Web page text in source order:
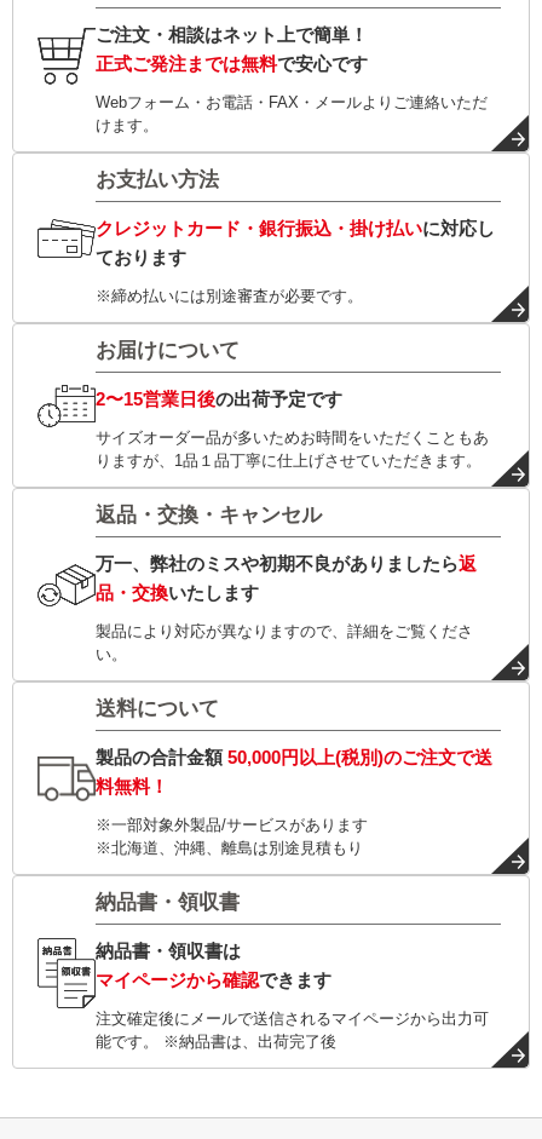
ご注文・相談はネット上で簡単！
正式ご発注までは無料で安心です
Webフォーム・お電話・FAX・メールよりご連絡いただ
けます。
お支払い方法
クレジットカード・銀行振込・掛け払いに対応し
ております
※締め払いには別途審査が必要です。
お届けについて
2〜15営業日後の出荷予定です
サイズオーダー品が多いためお時間をいただくこともあ
りますが、1品１品丁寧に仕上げさせていただきます。
返品・交換・キャンセル
万一、弊社のミスや初期不良がありましたら返
品・交換いたします
製品により対応が異なりますので、詳細をご覧くださ
い。
送料について
製品の合計金額50,000円以上(税別)のご注文で送
料無料！
※一部対象外製品/サービスがあります
※北海道、沖縄、離島は別途見積もり
納品書・領収書
納品書・領収書は
マイページから確認できます
注文確定後にメールで送信されるマイページから出力可
能です。 ※納品書は、出荷完了後